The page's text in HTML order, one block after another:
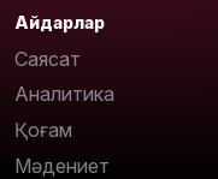
Айдарлар
Саясат
Аналитика
Қоғам
Мәдениет